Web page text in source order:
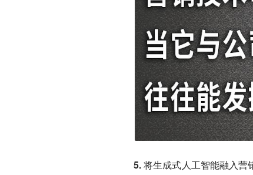
5. 将生成式人工智能融入营